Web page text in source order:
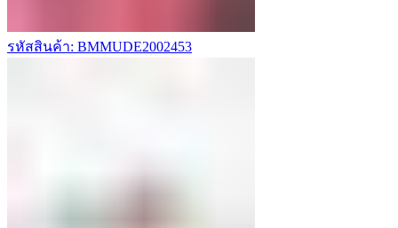
รหัสสินค้า: BMMUDE2002453